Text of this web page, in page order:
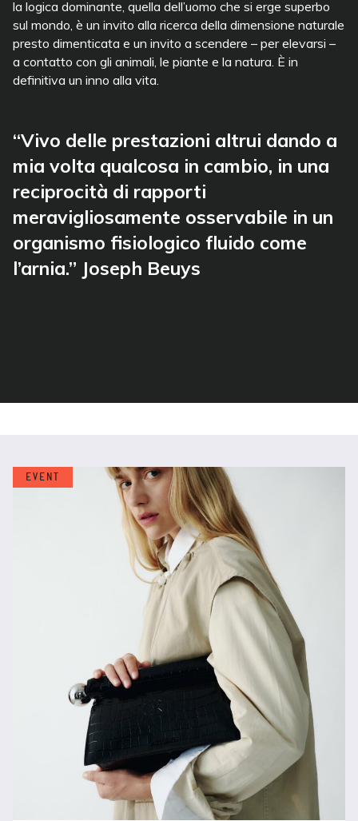
la logica dominante, quella dell’uomo che si erge superbo
sul mondo, è un invito alla ricerca della dimensione naturale
presto dimenticata e un invito a scendere – per elevarsi –
a contatto con gli animali, le piante e la natura. È in
definitiva un inno alla vita.
“Vivo delle prestazioni altrui dando a
mia volta qualcosa in cambio, in una
reciprocità di rapporti
meravigliosamente osservabile in un
organismo fisiologico fluido come
l’arnia.” Joseph Beuys
EVENT